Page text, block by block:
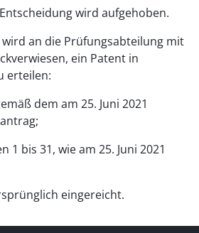
wird aufgehoben.
wird an die Prüfungsabteilung mit
ein Patent in
erteilen:
dem am 25. Juni 2021
1 bis 31, wie am 25. Juni 2021
eingereicht.